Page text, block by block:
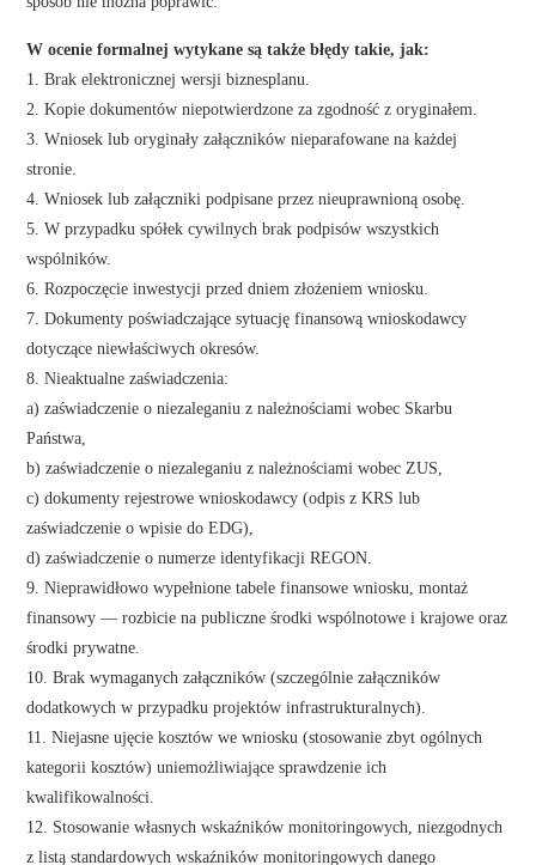
W ocenie formalnej wytykane są także błędy takie, jak:
1. Brak elektronicznej wersji biznesplanu.
2. Kopie dokumentów niepotwierdzone za zgodność z oryginałem.
3. Wniosek lub oryginały załączników nieparafowane na każdej
stronie.
4. Wniosek lub załączniki podpisane przez nieuprawnioną osobę.
5. W przypadku spółek cywilnych brak podpisów wszystkich
wspólników.
6. Rozpoczęcie inwestycji przed dniem złożeniem wniosku.
7. Dokumenty poświadczające sytuację finansową wnioskodawcy
dotyczące niewłaściwych okresów.
8. Nieaktualne zaświadczenia:
a) zaświadczenie o niezaleganiu z należnościami wobec Skarbu
Państwa,
b) zaświadczenie o niezaleganiu z należnościami wobec ZUS,
c) dokumenty rejestrowe wnioskodawcy (odpis z KRS lub
zaświadczenie o wpisie do EDG),
d) zaświadczenie o numerze identyfikacji REGON.
9. Nieprawidłowo wypełnione tabele finansowe wniosku, montaż
finansowy — rozbicie na publiczne środki wspólnotowe i krajowe oraz
środki prywatne.
10. Brak wymaganych załączników (szczególnie załączników
dodatkowych w przypadku projektów infrastrukturalnych).
11. Niejasne ujęcie kosztów we wniosku (stosowanie zbyt ogólnych
kategorii kosztów) uniemożliwiające sprawdzenie ich
kwalifikowalności.
12. Stosowanie własnych wskaźników monitoringowych, niezgodnych
z listą standardowych wskaźników monitoringowych danego